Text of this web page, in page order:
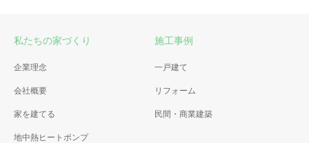
私たちの家づくり
企業理念
会社概要
家を建てる
地中熱ヒートポンプ
施工事例
一戸建て
リフォーム
民間・商業建築